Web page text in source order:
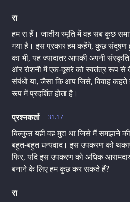
रा
हम रा हैं। जातीय स्मृति में वह सब कुछ
गया है। इस प्रकार हम कहेंगे, कुछ
का भी, यह ज्यादातर आपकी अपनी
और रोशनी में एक-दूसरे को स्वतंत्र रूप
संबंधों या, जैसा कि आप जिसे, विवाह कहते
रूप में प्रदर्शित होता है।
31.17
प्रश्नकर्ता
बिल्कुल यही वह मुद्दा था जिसे मैं समझाने
बहुत-बहुत धन्यवाद। इस उपकरण को
फिर, यदि इस उपकरण को अधिक
बनाने के लिए हम कुछ कर सकते हैं?
रा